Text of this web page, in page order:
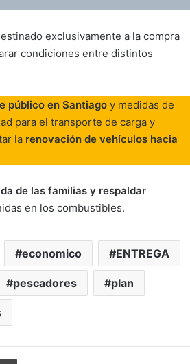
exclusivamente a la compra
condiciones entre distintos
público en Santiago y medidas de
para el transporte de carga y
la renovación de vehículos hacia
de las familias y respaldar
en los combustibles.
economico ENTREGA
pescadores plan
Imprimir